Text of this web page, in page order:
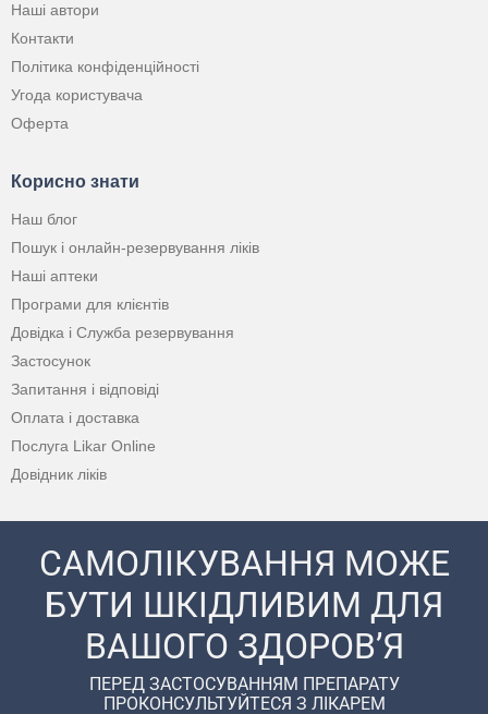
Наші автори
Контакти
Політика конфіденційності
Угода користувача
Оферта
Корисно знати
Наш блог
Пошук і онлайн-резервування ліків
Наші аптеки
Програми для клієнтів
Довідка і Служба резервування
Застосунок
Запитання і відповіді
Оплата і доставка
Послуга Likar Online
Довідник ліків
САМОЛІКУВАННЯ МОЖЕ
БУТИ ШКІДЛИВИМ ДЛЯ
ВАШОГО ЗДОРОВ’Я
ПЕРЕД ЗАСТОСУВАННЯМ ПРЕПАРАТУ
ПРОКОНСУЛЬТУЙТЕСЯ З ЛІКАРЕМ